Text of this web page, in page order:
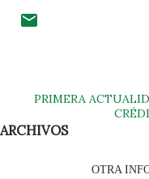
PRIMERA
ARCHIVOS
OTRA